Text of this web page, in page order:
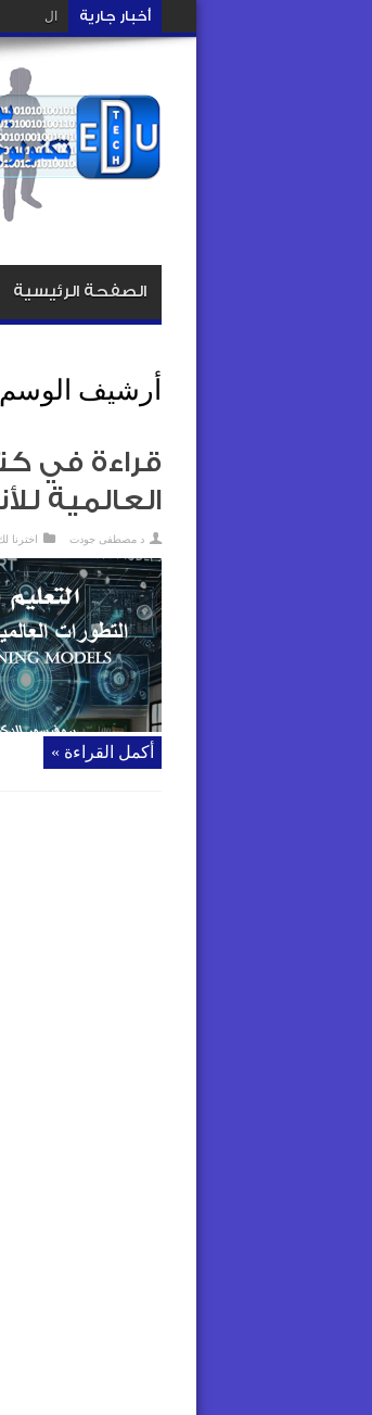
أخبار جارية التصميم
الصفحة الرئيسية
أرشيف
قراءة في
العالمية
د مصطفى جودت اخترنا
أكمل القراءة »